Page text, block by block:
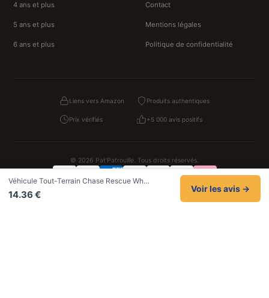
4 ans et plus
5 ans et plus
6 ans et plus
Contact
Mentions légales
Politique de confidentialité
Liens vers Amazon Produits authentiques
Prix vérifiés +5 000 avis positifs
© 2026 Pat'Patrouille. Tous droits réservés.
ConfidentialitéCGVCookiesMentions légales
Véhicule Tout-Terrain Chase Rescue Wh…
14.36 €
Voir les avis →